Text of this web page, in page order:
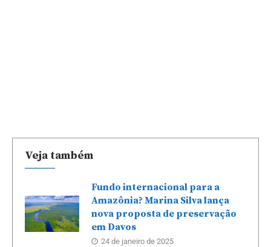
Veja também
Fundo internacional para a
Amazônia? Marina Silva lança
nova proposta de preservação
em Davos
24 de janeiro de 2025